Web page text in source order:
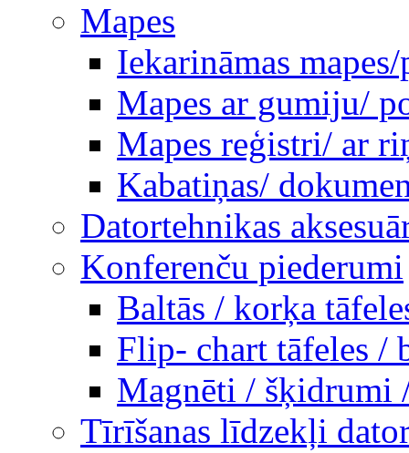
Mapes
Iekarināmas
Mapes ar gumiju/
Mapes reģistri/ ar
Kabatiņas/
Datortehnikas
Konferenču piederumi
Baltās / korķa
Flip- chart tāfeles /
Magnēti / šķidrumi
Tīrīšanas līdzekļi